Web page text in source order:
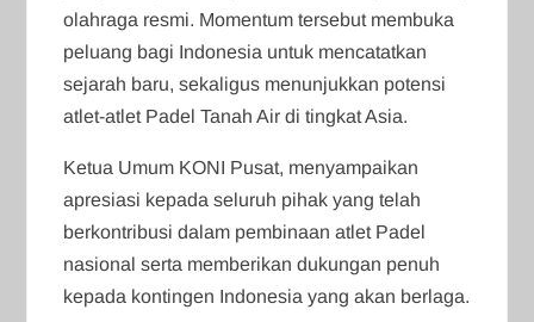
olahraga resmi. Momentum tersebut membuka
peluang bagi Indonesia untuk mencatatkan
sejarah baru, sekaligus menunjukkan potensi
atlet-atlet Padel Tanah Air di tingkat Asia.
Ketua Umum KONI Pusat, menyampaikan
apresiasi kepada seluruh pihak yang telah
berkontribusi dalam pembinaan atlet Padel
nasional serta memberikan dukungan penuh
kepada kontingen Indonesia yang akan berlaga.